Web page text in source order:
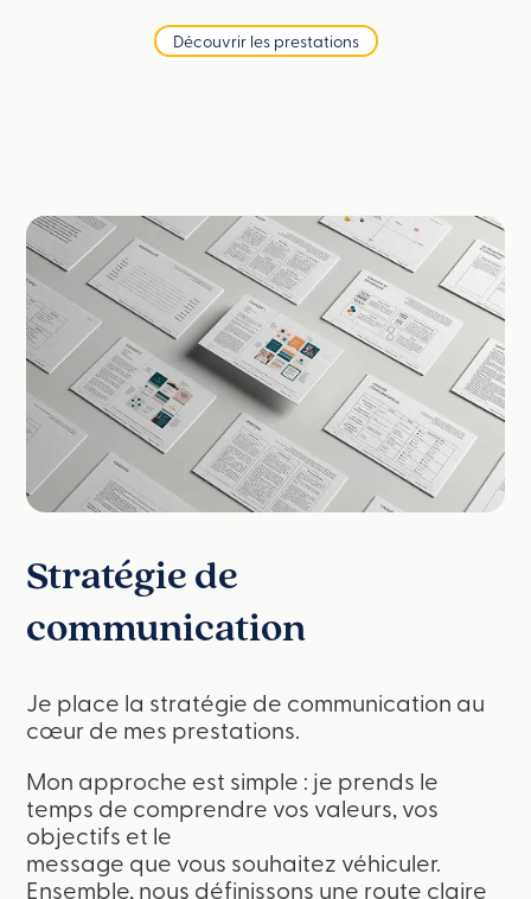
Découvrir les prestations
Stratégie de
communication
Je place la stratégie de communication au
cœur de mes prestations.
Mon approche est simple : je prends le
temps de comprendre vos valeurs, vos
objectifs et le
message que vous souhaitez véhiculer.
Ensemble, nous définissons une route claire